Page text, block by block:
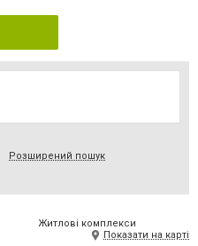
Розширений пошук
Житлові комплекси
Показати на карті